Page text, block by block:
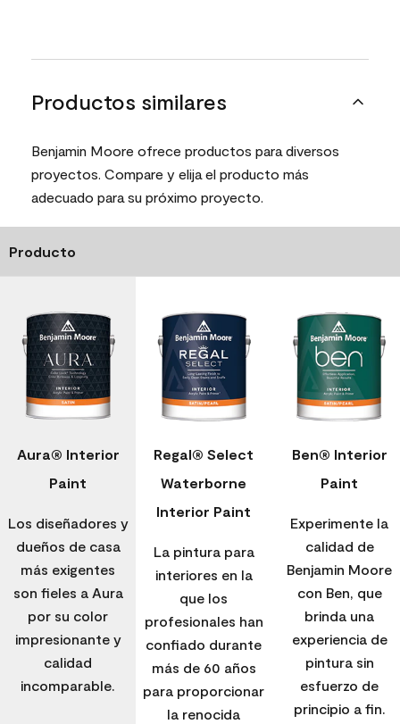
Productos similares
Benjamin Moore ofrece productos para diversos
proyectos. Compare y elija el producto más
adecuado para su próximo proyecto.
Producto
Aura® Interior
Paint
Los diseñadores y
dueños de casa
más exigentes
son fieles a Aura
por su color
impresionante y
calidad
incomparable.
Regal® Select
Waterborne
Interior Paint
La pintura para
interiores en la
que los
profesionales han
confiado durante
más de 60 años
para proporcionar
la renocida
Ben® Interior
Paint
Experimente la
calidad de
Benjamin Moore
con Ben, que
brinda una
experiencia de
pintura sin
esfuerzo de
principio a fin.